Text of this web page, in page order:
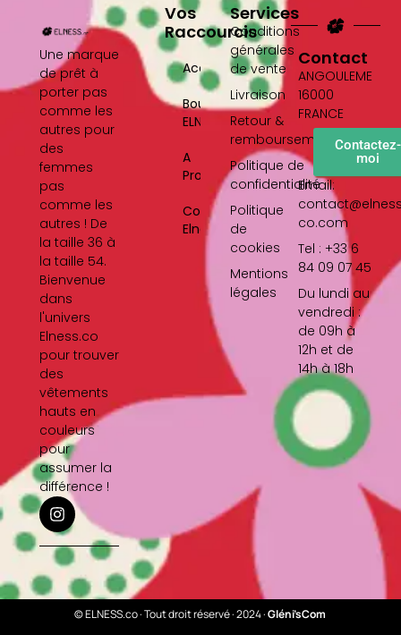
Une marque
de prêt à
porter pas
comme les
autres pour
des
femmes
pas
comme les
autres ! De
la taille 36 à
la taille 54.
Bienvenue
dans
l'univers
Elness.co
pour trouver
des
vêtements
hauts en
couleurs
pour
assumer la
différence !
I
n
s
t
a
r
Vos
Raccourcis
Accueil
Boutique
ELNESS
A
Propos
Contact
Elness
Services
Conditions
générales
de vente
Livraison
Retour &
remboursement
Politique de
confidentialité
Politique
de
cookies
Mentions
légales
Contact
ANGOULEME
16000
FRANCE
Contactez-
moi
Email:
co.com
Tel : +33 6
84 09 07 45
Du lundi au
vendredi :
de 09h à
12h et de
14h à 18h
© ELNESS.co · Tout droit réservé · 2024 ·Gléni’sCom